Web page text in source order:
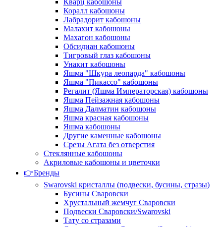
Кварц кабошоны
Коралл кабошоны
Лабрадорит кабошоны
Малахит кабошоны
Махагон кабошоны
Обсидиан кабошоны
Тигровый глаз кабошоны
Унакит кабошоны
Яшма "Шкура леопарда" кабошоны
Яшма "Пикассо" кабошоны
Регалит (Яшма Императорская) кабошоны
Яшма Пейзажная кабошоны
Яшма Далматин кабошоны
Яшма красная кабошоны
Яшма кабошоны
Другие каменные кабошоны
Срезы Агата без отверстия
Стеклянные кабошоны
Акриловые кабошоны и цветочки
👉Бренды
Swarovski кристаллы (подвески, бусины, стразы)
Бусины Сваровски
Хрустальный жемчуг Сваровски
Подвески Сваровски/Swarovski
Тату со стразами